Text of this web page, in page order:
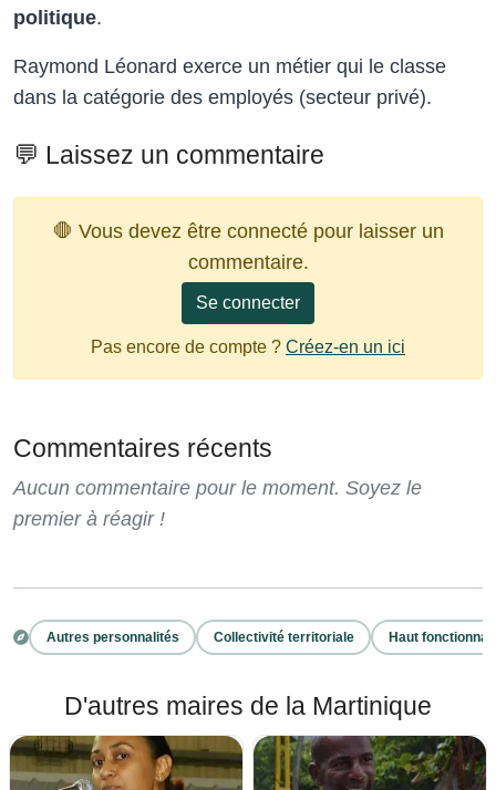
politique.
Raymond Léonard exerce un métier qui le classe
dans la catégorie des employés (secteur privé).
💬 Laissez un commentaire
🛑 Vous devez être connecté pour laisser un
commentaire.
Se connecter
Pas encore de compte ? Créez-en un ici
Commentaires récents
Aucun commentaire pour le moment. Soyez le
premier à réagir !
Autres personnalités Collectivité territoriale Haut
D'autres maires de la Martinique